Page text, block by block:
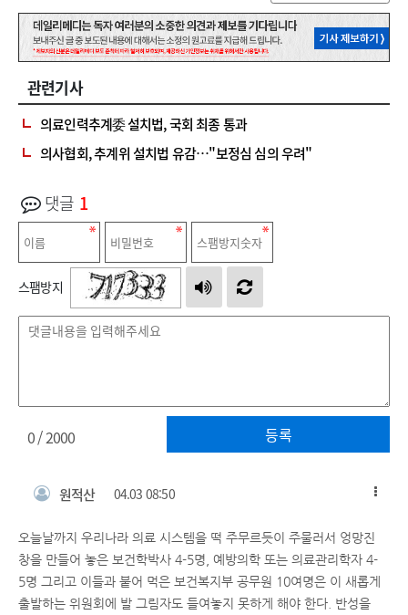
관련기사
의료인력추계委 설치법, 국회 최종 통과
의사협회, 추계위 설치법 유감…"보정심 심의 우려"
댓글 1
스팸방지
등록
0/ 2000
원적산 04.03 08:50
오늘날까지 우리나라 의료 시스템을 떡 주무르듯이 주물러서 엉망진
창을 만들어 놓은 보건학박사 4-5명, 예방의학 또는 의료관리학자 4-
5명 그리고 이들과 붙어 먹은 보건복지부 공무원 10여명은 이 새롭게
출발하는 위원회에 발 그림자도 들여놓지 못하게 해야 한다. 반성을